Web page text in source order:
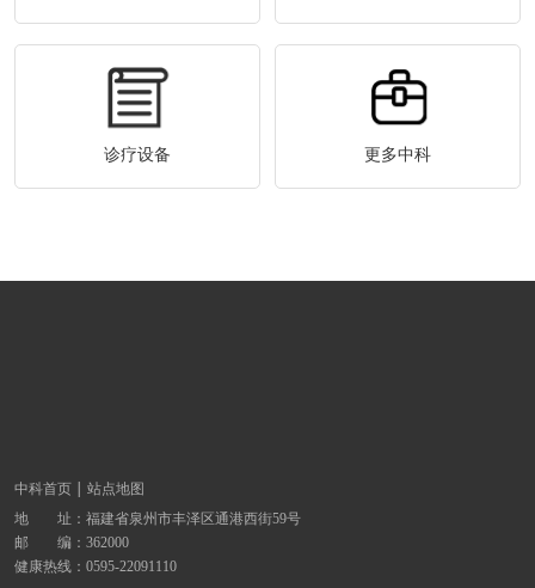
诊疗设备 更多中科
中科首页
站点地图
地 址： 福建省泉州市丰泽区通港西街59号
邮 编：362000
健康热线： 0595-22091110